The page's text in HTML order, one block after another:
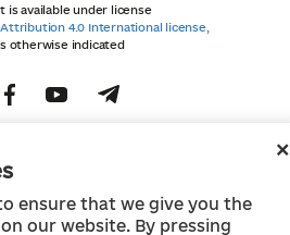
ensure that we give you the
our website. By pressing
is available under license
4.0 International license,
otherwise indicated